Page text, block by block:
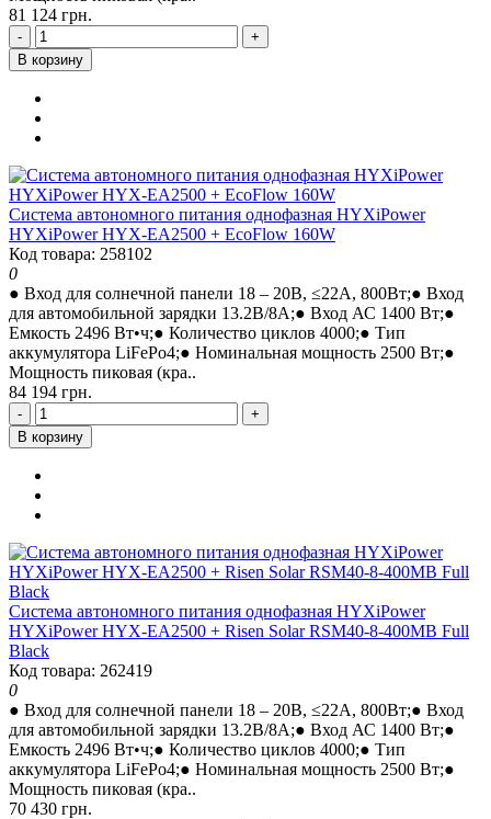
81 124 грн.
-
+
В корзину
Система автономного питания однофазная HYXiPower
HYXiPower HYX-EA2500 + EcoFlow 160W
Код товара: 258102
0
● Вход для солнечной панели 18 – 20В, ≤22A, 800Вт;● Вход
для автомобильной зарядки 13.2В/8A;● Вход АС 1400 Вт;●
Емкость 2496 Вт•ч;● Количество циклов 4000;● Тип
аккумулятора LiFePo4;● Номинальная мощность 2500 Вт;●
Мощность пиковая (кра..
84 194 грн.
-
+
В корзину
Система автономного питания однофазная HYXiPower
HYXiPower HYX-EA2500 + Risen Solar RSM40-8-400MB Full
Black
Код товара: 262419
0
● Вход для солнечной панели 18 – 20В, ≤22A, 800Вт;● Вход
для автомобильной зарядки 13.2В/8A;● Вход АС 1400 Вт;●
Емкость 2496 Вт•ч;● Количество циклов 4000;● Тип
аккумулятора LiFePo4;● Номинальная мощность 2500 Вт;●
Мощность пиковая (кра..
70 430 грн.